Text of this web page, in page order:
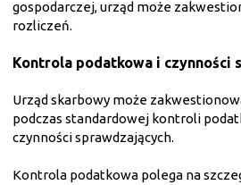
gospodarczej, urząd może
rozliczeń.
Kontrola podatkowa i czynności
Urząd skarbowy może
podczas standardowej kontroli
czynności sprawdzających.
Kontrola podatkowa polega na